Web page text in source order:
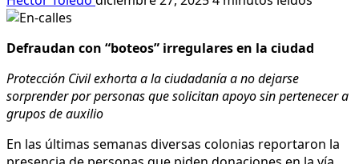
Defraudan con “boteos” irregulares en la ciudad
Protección Civil exhorta a la ciudadanía a no dejarse
sorprender por personas que solicitan apoyo sin pertenecer a
grupos de auxilio
En las últimas semanas diversas colonias reportaron la